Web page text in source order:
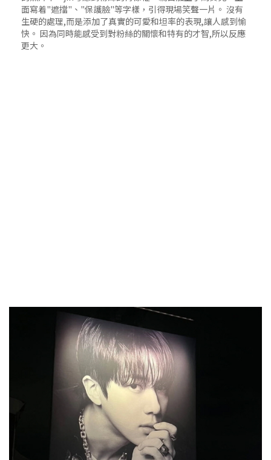
面寫着"遮擋"、"保護臉"等字樣，引得現場笑聲一片。 沒有
生硬的處理,而是添加了真實的可愛和坦率的表現,讓人感到愉
快。 因為同時能感受到對粉絲的關懷和特有的才智,所以反應
更大。